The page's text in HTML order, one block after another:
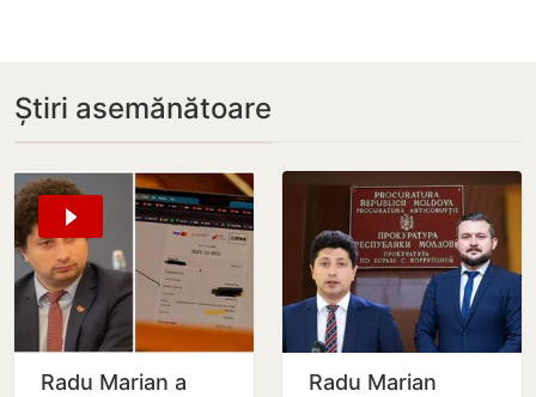
Știri asemănătoare
Radu Marian a
Radu Marian